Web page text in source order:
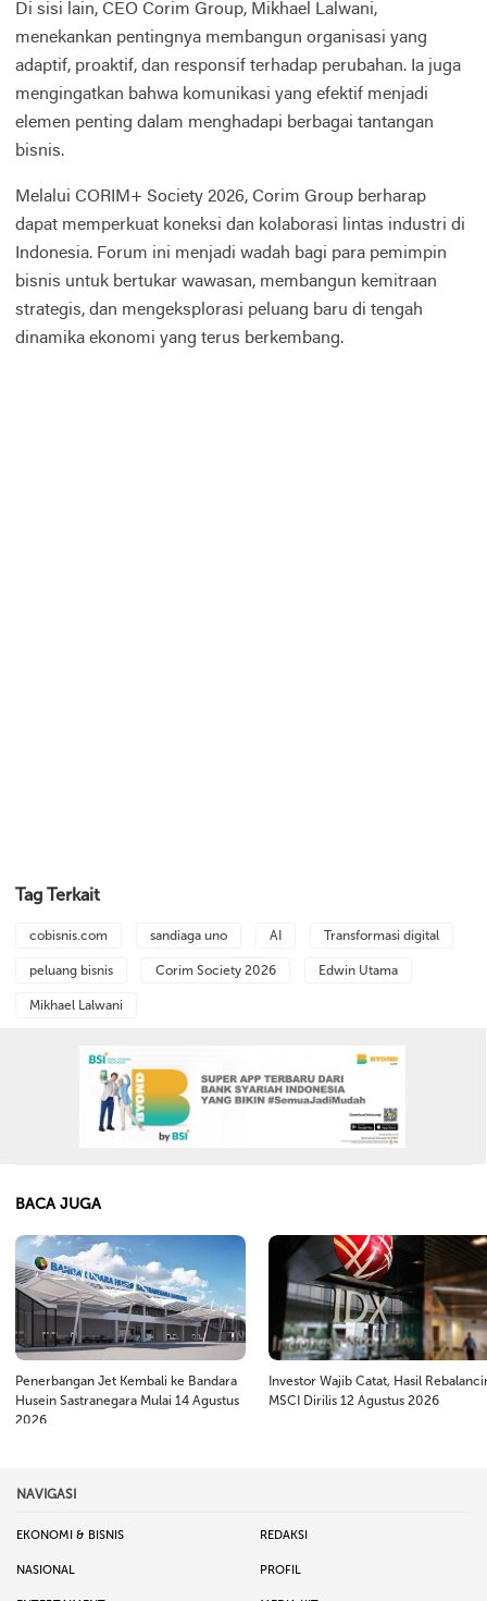
Di sisi lain, CEO Corim Group, Mikhael Lalwani,
menekankan pentingnya membangun organisasi yang
adaptif, proaktif, dan responsif terhadap perubahan. Ia juga
mengingatkan bahwa komunikasi yang efektif menjadi
elemen penting dalam menghadapi berbagai tantangan
bisnis.
Melalui CORIM+ Society 2026, Corim Group berharap
dapat memperkuat koneksi dan kolaborasi lintas industri di
Indonesia. Forum ini menjadi wadah bagi para pemimpin
bisnis untuk bertukar wawasan, membangun kemitraan
strategis, dan mengeksplorasi peluang baru di tengah
dinamika ekonomi yang terus berkembang.
Tag Terkait
cobisnis.com sandiaga uno AI Transformasi digital
peluang bisnis Corim Society 2026 Edwin Utama
Mikhael Lalwani
BACA JUGA
Penerbangan Jet Kembali ke Bandara
Husein Sastranegara Mulai 14 Agustus
2026
Investor Wajib Catat, Hasil
MSCI Dirilis 12 Agustus 2026
NAVIGASI
EKONOMI & BISNIS REDAKSI
NASIONAL PROFIL